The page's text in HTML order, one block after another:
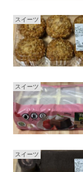
スイーツ
スイーツ
スイーツ